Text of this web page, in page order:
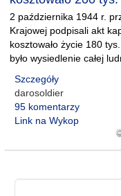
2 października 1944 r.
Krajowej podpisali akt
kosztowało życie 180
było wysiedlenie całej
Szczegóły
darosoldier
95 komentarzy
Link na Wykop